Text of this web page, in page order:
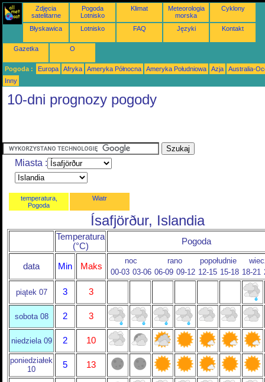
Zdjęcia
satelitarne
Pogoda
Lotnisko
Klimat
Meteorologia
morska
Cyklony
Błyskawica Lotnisko FAQ Języki Kontakt
Gazetka O
Pogoda : Europa Afryka Ameryka Północna Ameryka Południowa Azja
Australia-
Inny
10-dni prognozy pogody
Miasta :
temperatura,
Pogoda
Wiatr
Ísafjörður, Islandia
Temperatura
(°C)
Pogoda
data Min Maks
noc rano popołudnie
00-03 03-06 06-09 09-12 12-15 15-18 18-21
piątek 07 3 3
sobota 08 2 3
niedziela 09 2 10
poniedziałek
10
5 13